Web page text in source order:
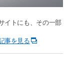
イトにも、その一部
事を見る